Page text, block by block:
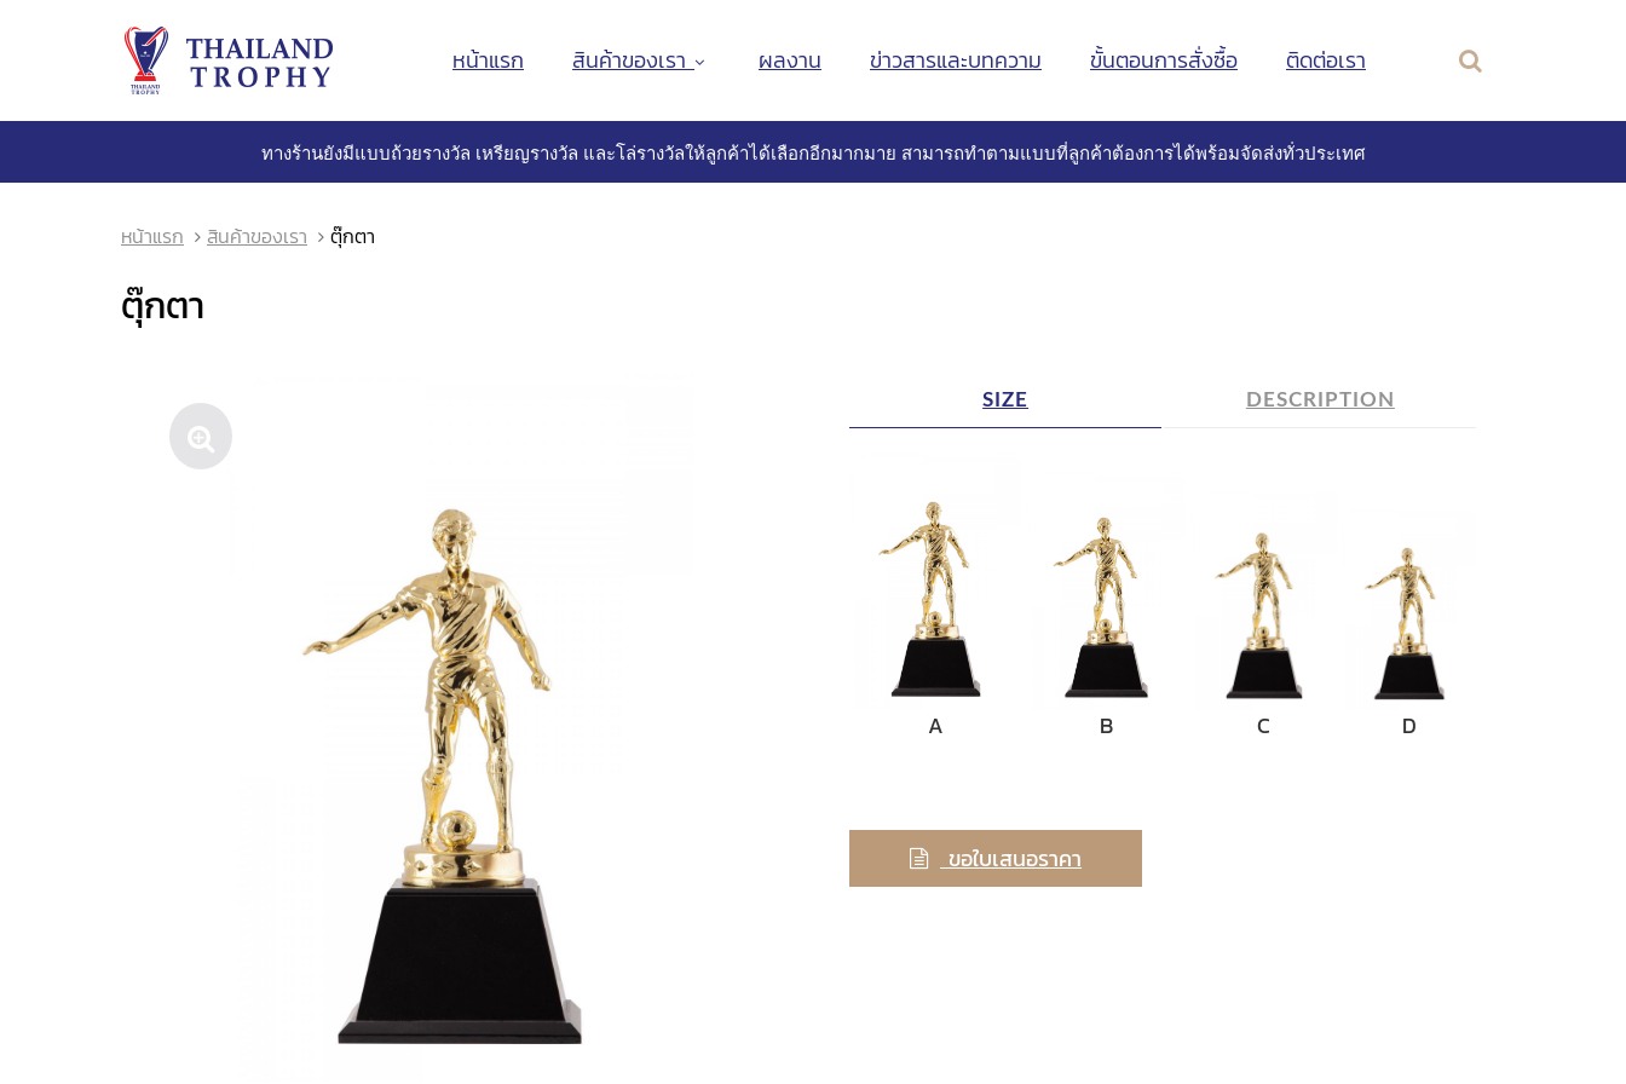
หน้าแรก สินค้าของเรา ผลงาน ข่าวสารและบทความ ขั้นตอนการสั่งซื้อ ติดต่อเรา
ทางร้านยังมีแบบถ้วยรางวัล เหรียญรางวัล และโล่รางวัลให้ลูกค้าได้เลือกอีกมากมาย สามารถทำตามแบบที่ลูกค้าต้องการได้พร้อมจัดส่งทั่วประเทศ
หน้าแรก สินค้าของเรา ตุ๊กตา
ตุ๊กตา
SIZE DESCRIPTION
A B C D
ขอใบเสนอราคา